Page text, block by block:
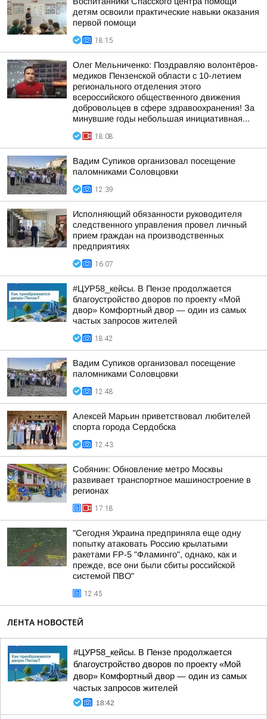
детям освоили практические навыки оказания
первой помощи
18:15
Олег Мельниченко: Поздравляю волонтёров-
медиков Пензенской области с 10-летием
регионального отделения этого
всероссийского общественного движения
добровольцев в сфере здравоохранения! За
минувшие годы небольшая инициативная...
18:08
Вадим Супиков организовал посещение
паломниками Соловцовки
12:39
Исполняющий обязанности руководителя
следственного управления провел личный
прием граждан на производственных
предприятиях
16:07
#ЦУР58_кейсы. В Пензе продолжается
благоустройство дворов по проекту «Мой
двор» Комфортный двор — один из самых
частых запросов жителей
18:42
Вадим Супиков организовал посещение
паломниками Соловцовки
12:48
Алексей Марьин приветствовал любителей
спорта города Сердобска
12:43
Собянин: Обновление метро Москвы
развивает транспортное машиностроение в
регионах
17:18
"Сегодня Украина предприняла еще одну
попытку атаковать Россию крылатыми
ракетами FP-5 "Фламинго", однако, как и
прежде, все они были сбиты российской
системой ПВО"
12:45
ЛЕНТА НОВОСТЕЙ
#ЦУР58_кейсы. В Пензе продолжается
благоустройство дворов по проекту «Мой
двор» Комфортный двор — один из самых
частых запросов жителей
18:42